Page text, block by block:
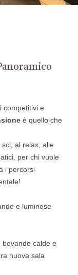
competitivi e
è quello che
al relax, alle
per chi vuole
i percorsi
e luminose
calde e
nuova sala